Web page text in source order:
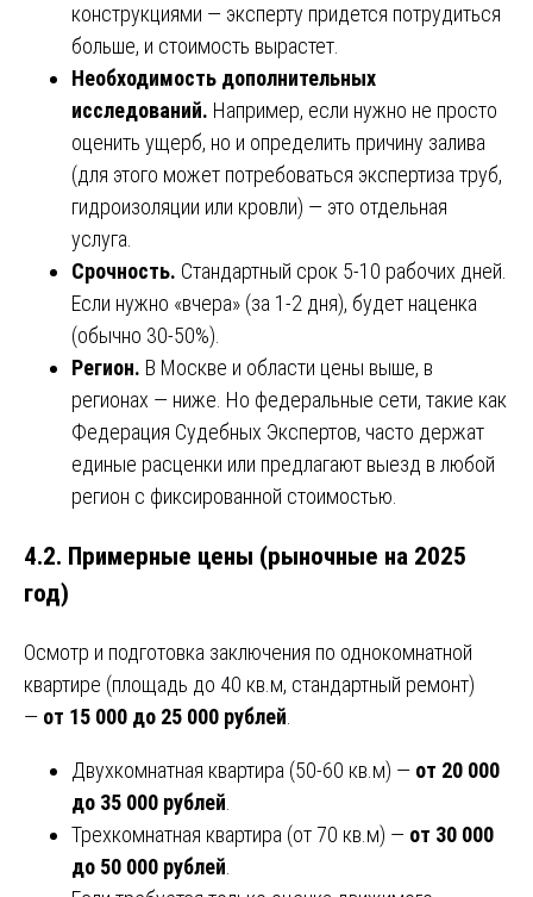
конструкциями — эксперту придется потрудиться
больше, и стоимость вырастет.
Необходимость дополнительных
исследований. Например, если нужно не просто
оценить ущерб, но и определить причину залива
(для этого может потребоваться экспертиза труб,
гидроизоляции или кровли) — это отдельная
услуга.
Срочность. Стандартный срок 5-10 рабочих дней.
Если нужно «вчера» (за 1-2 дня), будет наценка
(обычно 30-50%).
Регион. В Москве и области цены выше, в
регионах — ниже. Но федеральные сети, такие как
Федерация Судебных Экспертов, часто держат
единые расценки или предлагают выезд в любой
регион с фиксированной стоимостью.
4.2. Примерные цены (рыночные на 2025
год)
Осмотр и подготовка заключения по однокомнатной
квартире (площадь до 40 кв.м, стандартный ремонт)
— от 15 000 до 25 000 рублей.
Двухкомнатная квартира (50-60 кв.м) — от 20 000
до 35 000 рублей.
Трехкомнатная квартира (от 70 кв.м) — от 30 000
до 50 000 рублей.